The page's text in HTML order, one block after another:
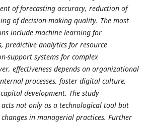
of forecasting accuracy, reduction of
of decision-making quality. The most
include machine learning for
predictive analytics for resource
support systems for complex
effectiveness depends on organizational
processes, foster digital culture,
development. The study
not only as a technological tool but
in managerial practices. Further